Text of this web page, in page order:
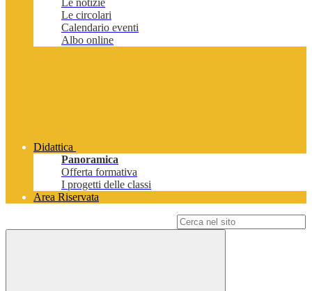
Le notizie
Le circolari
Calendario eventi
Albo online
Didattica
Panoramica
Offerta formativa
I progetti delle classi
Area Riservata